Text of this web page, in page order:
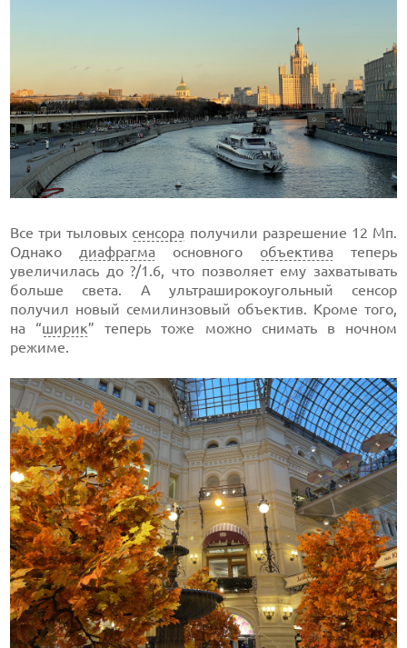
Все три тыловых сенсора получили разрешение 12 Мп.
Однако
диафрагма основного объективатеперь
увеличилась до ?/1.6, что позволяет ему захватывать
больше света. А ультраширокоугольный сенсор
получил новый семилинзовый объектив. Кроме того,
на “ширик” теперь тоже можно снимать в ночном
режиме.